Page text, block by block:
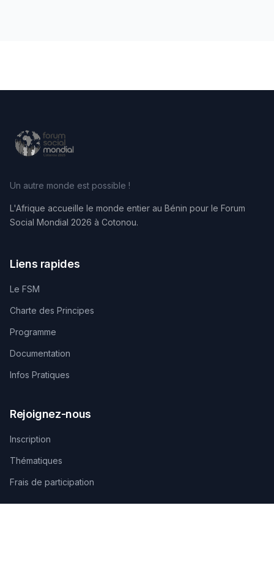
Un autre monde est possible !
L'Afrique accueille le monde entier au Bénin pour le Forum
Social Mondial 2026 à Cotonou.
Liens rapides
Le FSM
Charte des Principes
Programme
Documentation
Infos Pratiques
Rejoignez-nous
Inscription
Thématiques
Frais de participation